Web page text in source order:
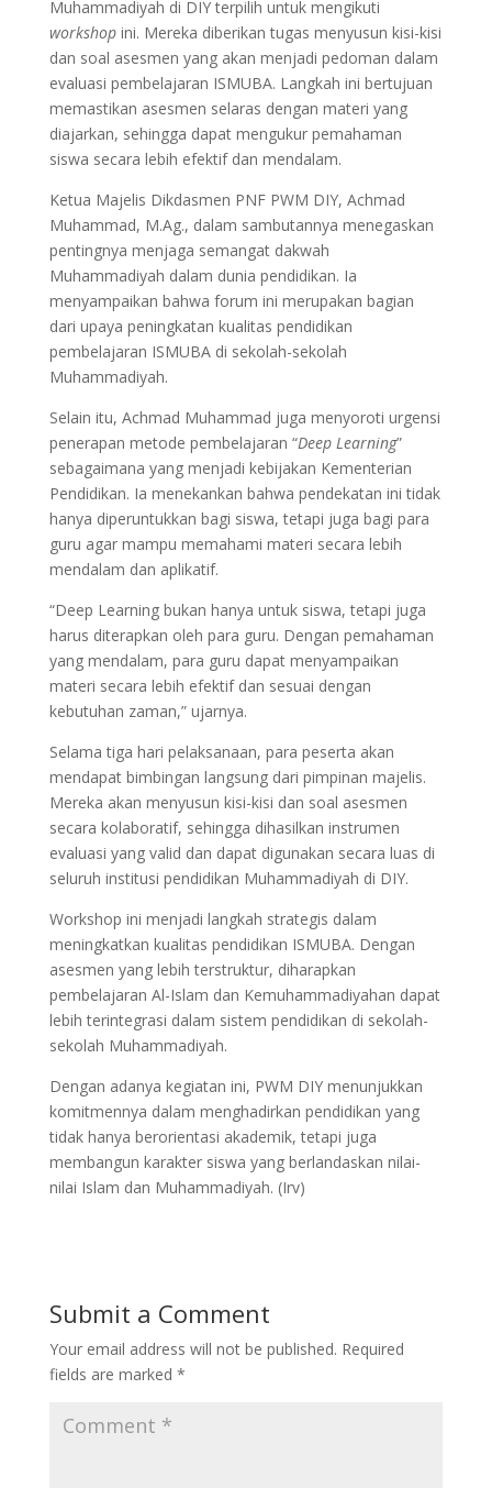
Muhammadiyah di DIY terpilih untuk mengikuti
workshopini. Mereka diberikan tugas menyusun kisi-kisi
dan soal asesmen yang akan menjadi pedoman dalam
evaluasi pembelajaran ISMUBA. Langkah ini bertujuan
memastikan asesmen selaras dengan materi yang
diajarkan, sehingga dapat mengukur pemahaman
siswa secara lebih efektif dan mendalam.
Ketua Majelis Dikdasmen PNF PWM DIY, Achmad
Muhammad, M.Ag., dalam sambutannya menegaskan
pentingnya menjaga semangat dakwah
Muhammadiyah dalam dunia pendidikan. Ia
menyampaikan bahwa forum ini merupakan bagian
dari upaya peningkatan kualitas pendidikan
pembelajaran ISMUBA di sekolah-sekolah
Muhammadiyah.
Selain itu, Achmad Muhammad juga menyoroti urgensi
penerapan metode pembelajaran “Deep Learning”
sebagaimana yang menjadi kebijakan Kementerian
Pendidikan. Ia menekankan bahwa pendekatan ini tidak
hanya diperuntukkan bagi siswa, tetapi juga bagi para
guru agar mampu memahami materi secara lebih
mendalam dan aplikatif.
“Deep Learning bukan hanya untuk siswa, tetapi juga
harus diterapkan oleh para guru. Dengan pemahaman
yang mendalam, para guru dapat menyampaikan
materi secara lebih efektif dan sesuai dengan
kebutuhan zaman,” ujarnya.
Selama tiga hari pelaksanaan, para peserta akan
mendapat bimbingan langsung dari pimpinan majelis.
Mereka akan menyusun kisi-kisi dan soal asesmen
secara kolaboratif, sehingga dihasilkan instrumen
evaluasi yang valid dan dapat digunakan secara luas di
seluruh institusi pendidikan Muhammadiyah di DIY.
Workshop ini menjadi langkah strategis dalam
meningkatkan kualitas pendidikan ISMUBA. Dengan
asesmen yang lebih terstruktur, diharapkan
pembelajaran Al-Islam dan Kemuhammadiyahan dapat
lebih terintegrasi dalam sistem pendidikan di sekolah-
sekolah Muhammadiyah.
Dengan adanya kegiatan ini, PWM DIY menunjukkan
komitmennya dalam menghadirkan pendidikan yang
tidak hanya berorientasi akademik, tetapi juga
membangun karakter siswa yang berlandaskan nilai-
nilai Islam dan Muhammadiyah. (Irv)
Submit a Comment
Your email address will not be published. Required
fields are marked *